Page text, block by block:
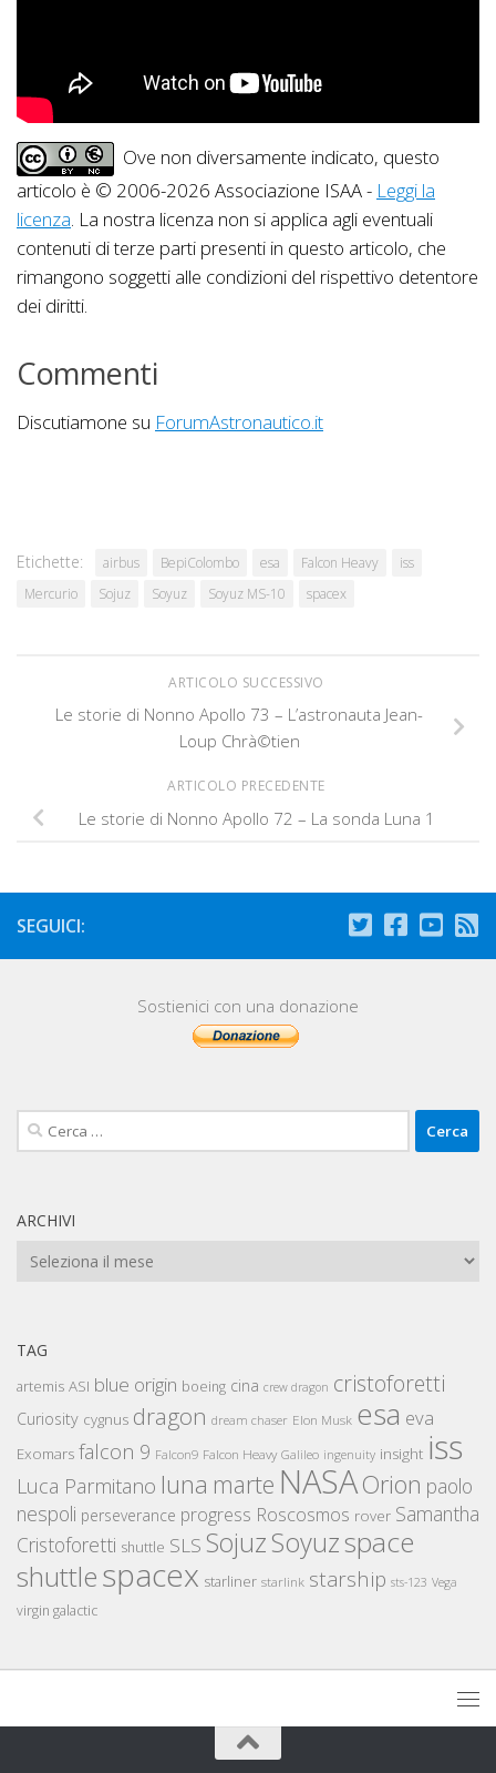
Ove non diversamente indicato, questo
articolo è © 2006-2026 Associazione ISAA - Leggi la
licenza. La nostra licenza non si applica agli eventuali
contenuti di terze parti presenti in questo articolo, che
rimangono soggetti alle condizioni del rispettivo detentore
dei diritti.
Commenti
Discutiamone su ForumAstronautico.it
Etichette: airbus BepiColombo esa Falcon Heavy
iss
Mercurio
Sojuz Soyuz Soyuz MS-10 spacex
ARTICOLO SUCCESSIVO
Le storie di Nonno Apollo 73 – L’astronauta Jean-
Loup Chrà©tien
ARTICOLO PRECEDENTE
Le storie di Nonno Apollo 72 – La sonda Luna 1
SEGUICI:
Sostienici con una donazione
Ricerca
per:
ARCHIVI
Archivi
TAG
artemis ASI blue origin boeing cina crew dragon cristoforetti
Curiosity cygnus dragon dream chaser Elon Musk esa eva
Exomars falcon 9 Falcon9 Falcon Heavy Galileo ingenuity insight iss
Luca Parmitano luna marte NASAOrion paolo
nespoli perseverance progress Roscosmos rover Samantha
Cristoforetti shuttle SLS SojuzSoyuzspace
shuttlespacex starliner starlink starship sts-123 Vega
virgin galactic